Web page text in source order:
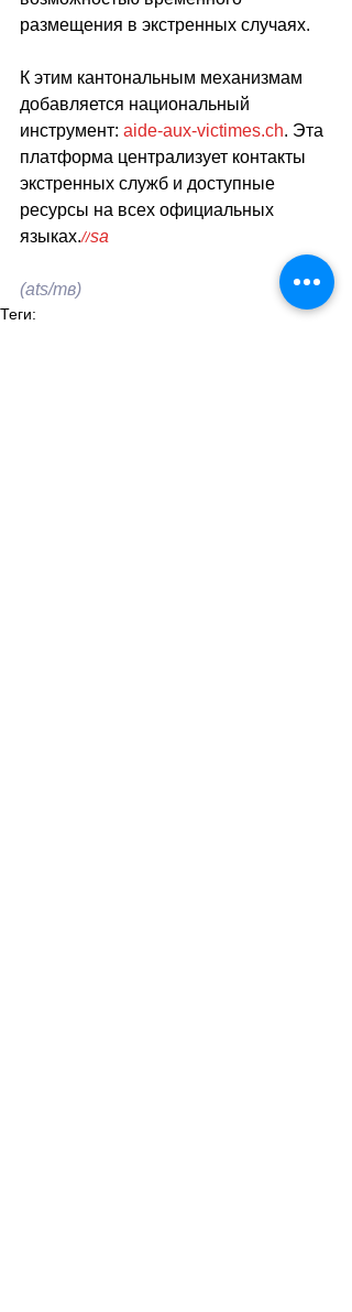
размещения в экстренных случаях.
К этим кантональным механизмам
добавляется национальный
инструмент: aide-aux-victimes.ch. Эта
платформа централизует контакты
экстренных служб и доступные
ресурсы на всех официальных
языках.//sa
(ats/тв)
Теги: